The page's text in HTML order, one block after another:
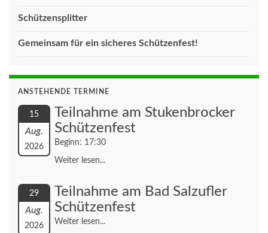
Schützensplitter
Gemeinsam für ein sicheres Schützenfest!
ANSTEHENDE TERMINE
15
Aug.
2026
Teilnahme am Stukenbrocker
Schützenfest
Beginn: 17:30
Weiter lesen...
29
Aug.
2026
Teilnahme am Bad Salzufler
Schützenfest
Weiter lesen...